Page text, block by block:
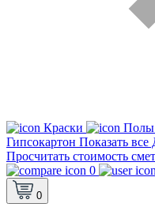
Краски Полы
Гипсокартон Показать все
Просчитать стоимость
0
0